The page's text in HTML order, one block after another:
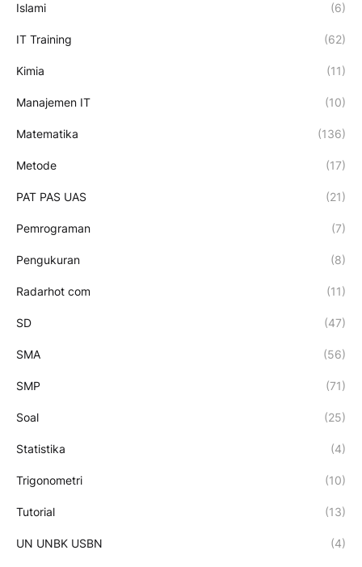
Islami (6)
IT Training (62)
Kimia (11)
Manajemen IT (10)
Matematika (136)
Metode (17)
PAT PAS UAS (21)
Pemrograman (7)
Pengukuran (8)
Radarhot com (11)
SD (47)
SMA (56)
SMP (71)
Soal (25)
Statistika (4)
Trigonometri (10)
Tutorial (13)
UN UNBK USBN (4)